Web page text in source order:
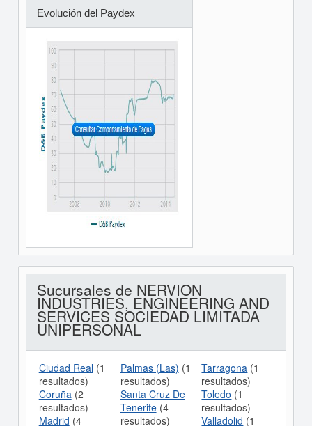
Evolución del Paydex
Sucursales de NERVION
INDUSTRIES, ENGINEERING AND
SERVICES SOCIEDAD LIMITADA
UNIPERSONAL
Ciudad Real(1
resultados)
Coruña(2
resultados)
Madrid (4
Palmas (las) (1
resultados)
Santa Cruz De
Tenerife(4
resultados)
Tarragona (1
resultados)
Toledo (1
resultados)
Valladolid (1